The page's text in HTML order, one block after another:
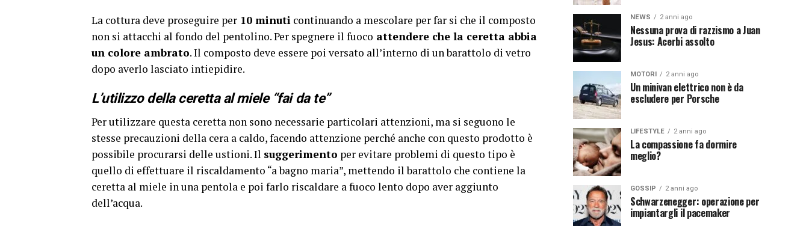
La cottura deve proseguire per 10 minuti continuando a mescolare per far si che il composto
non si attacchi al fondo del pentolino. Per spegnere il fuoco attendere che la ceretta abbia
un colore ambrato. Il composto deve essere poi versato all’interno di un barattolo di vetro
dopo averlo lasciato intiepidire.
L’utilizzo della ceretta al miele “fai da te”
Per utilizzare questa ceretta non sono necessarie particolari attenzioni, ma si seguono le
stesse precauzioni della cera a caldo, facendo attenzione perché anche con questo prodotto è
possibile procurarsi delle ustioni. Il suggerimento per evitare problemi di questo tipo è
quello di effettuare il riscaldamento “a bagno maria”, mettendo il barattolo che contiene la
ceretta al miele in una pentola e poi farlo riscaldare a fuoco lento dopo aver aggiunto
dell’acqua.
NEWS 2 anni ago
Nessuna prova di razzismo a Juan
Jesus: Acerbi assolto
MOTORI 2 anni ago
Un minivan elettrico non è da
escludere per Porsche
LIFESTYLE 2 anni ago
La compassione fa dormire
meglio?
GOSSIP 2 anni ago
Schwarzenegger: operazione per
impiantargli il pacemaker